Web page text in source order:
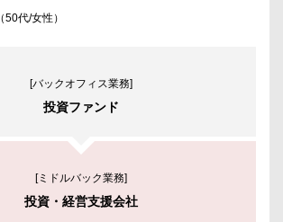
（50代/女性）
[バックオフィス業務]
投資ファンド
[ミドルバック業務]
投資・経営支援会社